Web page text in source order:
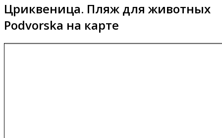
Цриквеница. Пляж для животных
Podvorska на карте